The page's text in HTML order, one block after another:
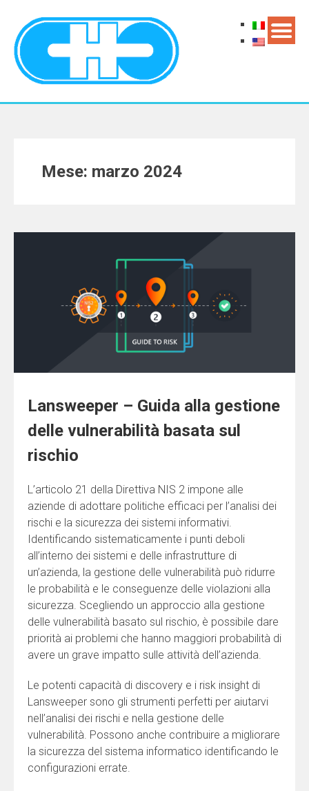
Mese: marzo 2024
Lansweeper – Guida alla gestione
delle vulnerabilità basata sul
rischio
L’articolo 21 della Direttiva NIS 2 impone alle
aziende di adottare politiche efficaci per l’analisi dei
rischi e la sicurezza dei sistemi informativi.
Identificando sistematicamente i punti deboli
all’interno dei sistemi e delle infrastrutture di
un’azienda, la gestione delle vulnerabilità può ridurre
le probabilità e le conseguenze delle violazioni alla
sicurezza. Scegliendo un approccio alla gestione
delle vulnerabilità basato sul rischio, è possibile dare
priorità ai problemi che hanno maggiori probabilità di
avere un grave impatto sulle attività dell’azienda.
Le potenti capacità di discovery e i risk insight di
Lansweeper sono gli strumenti perfetti per aiutarvi
nell’analisi dei rischi e nella gestione delle
vulnerabilità. Possono anche contribuire a migliorare
la sicurezza del sistema informatico identificando le
configurazioni errate.